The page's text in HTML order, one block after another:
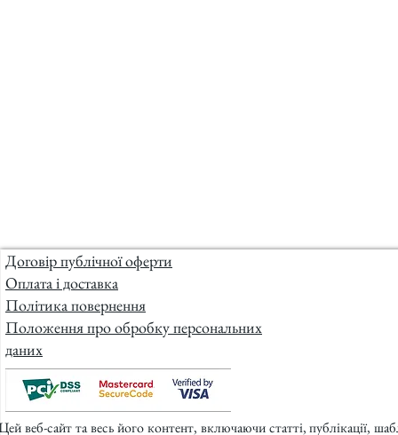
Договір публічної оферти
Оплата і доставка
Політика повернення
Положення про обробку персональних
даних
веб-сайт та весь його контент, включаючи статті, публікації,